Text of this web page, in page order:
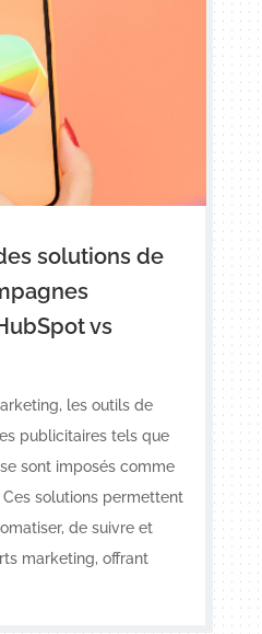
solutions de
vs
les outils de
publicitaires tels que
sont imposés comme
solutions permettent
de suivre et
marketing, offrant